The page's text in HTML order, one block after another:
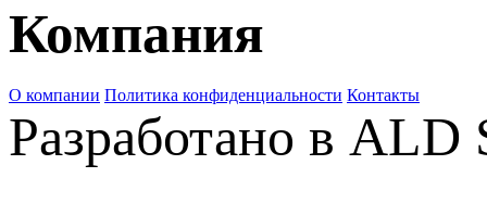
Компания
О компании Политика конфиденциальности Контакты
Разработано в ALD